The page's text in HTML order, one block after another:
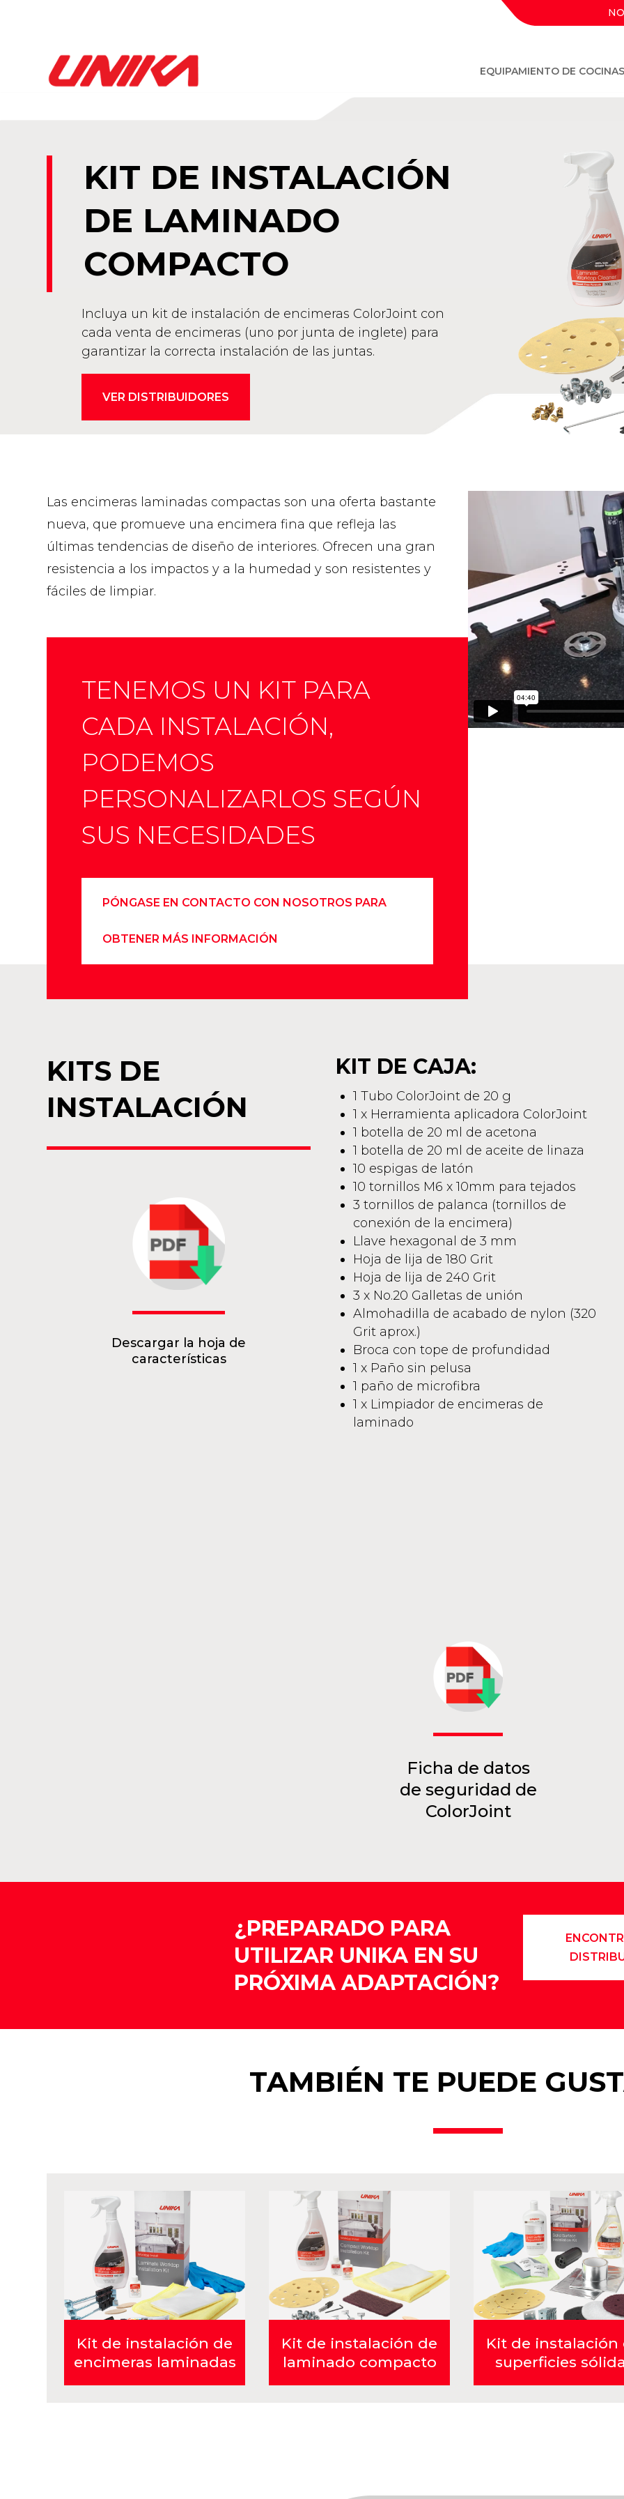
EQUIPAMIENTO DE COCINAS
KIT DE INSTALACIÓN
DE LAMINADO
COMPACTO
Incluya un kit de instalación de encimeras ColorJoint con
cada venta de encimeras (uno por junta de inglete) para
garantizar la correcta instalación de las juntas.
VER DISTRIBUIDORES
Las encimeras laminadas compactas son una oferta bastante
nueva, que promueve una encimera fina que refleja las
últimas tendencias de diseño de interiores. Ofrecen una gran
resistencia a los impactos y a la humedad y son resistentes y
fáciles de limpiar.
TENEMOS UN KIT PARA
CADA INSTALACIÓN,
PODEMOS
PERSONALIZARLOS SEGÚN
SUS NECESIDADES
PÓNGASE EN CONTACTO CON NOSOTROS PARA
OBTENER MÁS INFORMACIÓN
KITS DE
INSTALACIÓN
Descargar la hoja de
características
KIT DE CAJA:
1 Tubo ColorJoint de 20 g
1 x Herramienta aplicadora ColorJoint
1 botella de 20 ml de acetona
1 botella de 20 ml de aceite de linaza
10 espigas de latón
10 tornillos M6 x 10mm para tejados
3 tornillos de palanca (tornillos de
conexión de la encimera)
Llave hexagonal de 3 mm
Hoja de lija de 180 Grit
Hoja de lija de 240 Grit
3 x No.20 Galletas de unión
Almohadilla de acabado de nylon (320
Grit aprox.)
Broca con tope de profundidad
1 x Paño sin pelusa
1 paño de microfibra
1 x Limpiador de encimeras de
laminado
Ficha de datos
de seguridad de
ColorJoint
¿PREPARADO PARA
UTILIZAR UNIKA EN SU
PRÓXIMA ADAPTACIÓN?
TAMBIÉN TE PUEDE
Kit de instalación de
encimeras laminadas
Kit de instalación de
laminado compacto
Kit de instalación
superficies